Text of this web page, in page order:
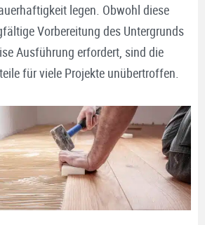
legen. Obwohl diese
Vorbereitung des Untergrunds
Ausführung erfordert, sind die
für viele Projekte unübertroffen.